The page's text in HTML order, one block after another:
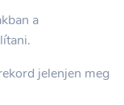
a
jelenjen meg